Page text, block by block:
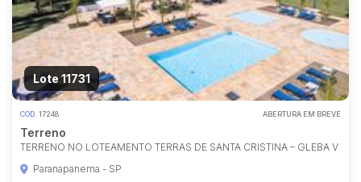
Lote 11731
COD. 17248 ABERTURA EM BREVE
Terreno
TERRENO NO LOTEAMENTO TERRAS DE SANTA CRISTINA – GLEBA V
Paranapanema - SP